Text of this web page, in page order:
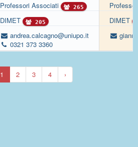
Professori Associati
265
DIMET 205
andrea.calcagno@uniupo.it
0321 373 3360
DIMET
1 2 3 4 ›